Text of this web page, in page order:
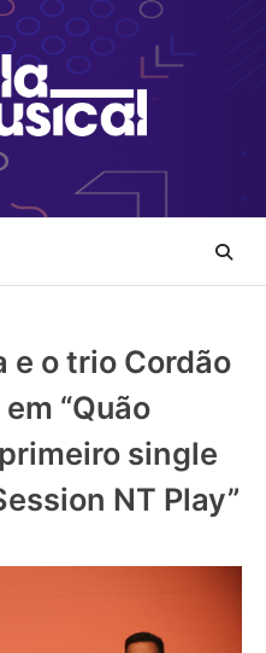
e o trio Cordão
“Quão
single
NT Play”